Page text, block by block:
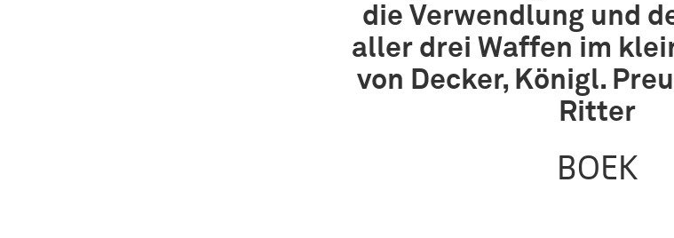
die Verwendlung und
aller drei Waffen im
von Decker, Königl.
Ritter
BOEK